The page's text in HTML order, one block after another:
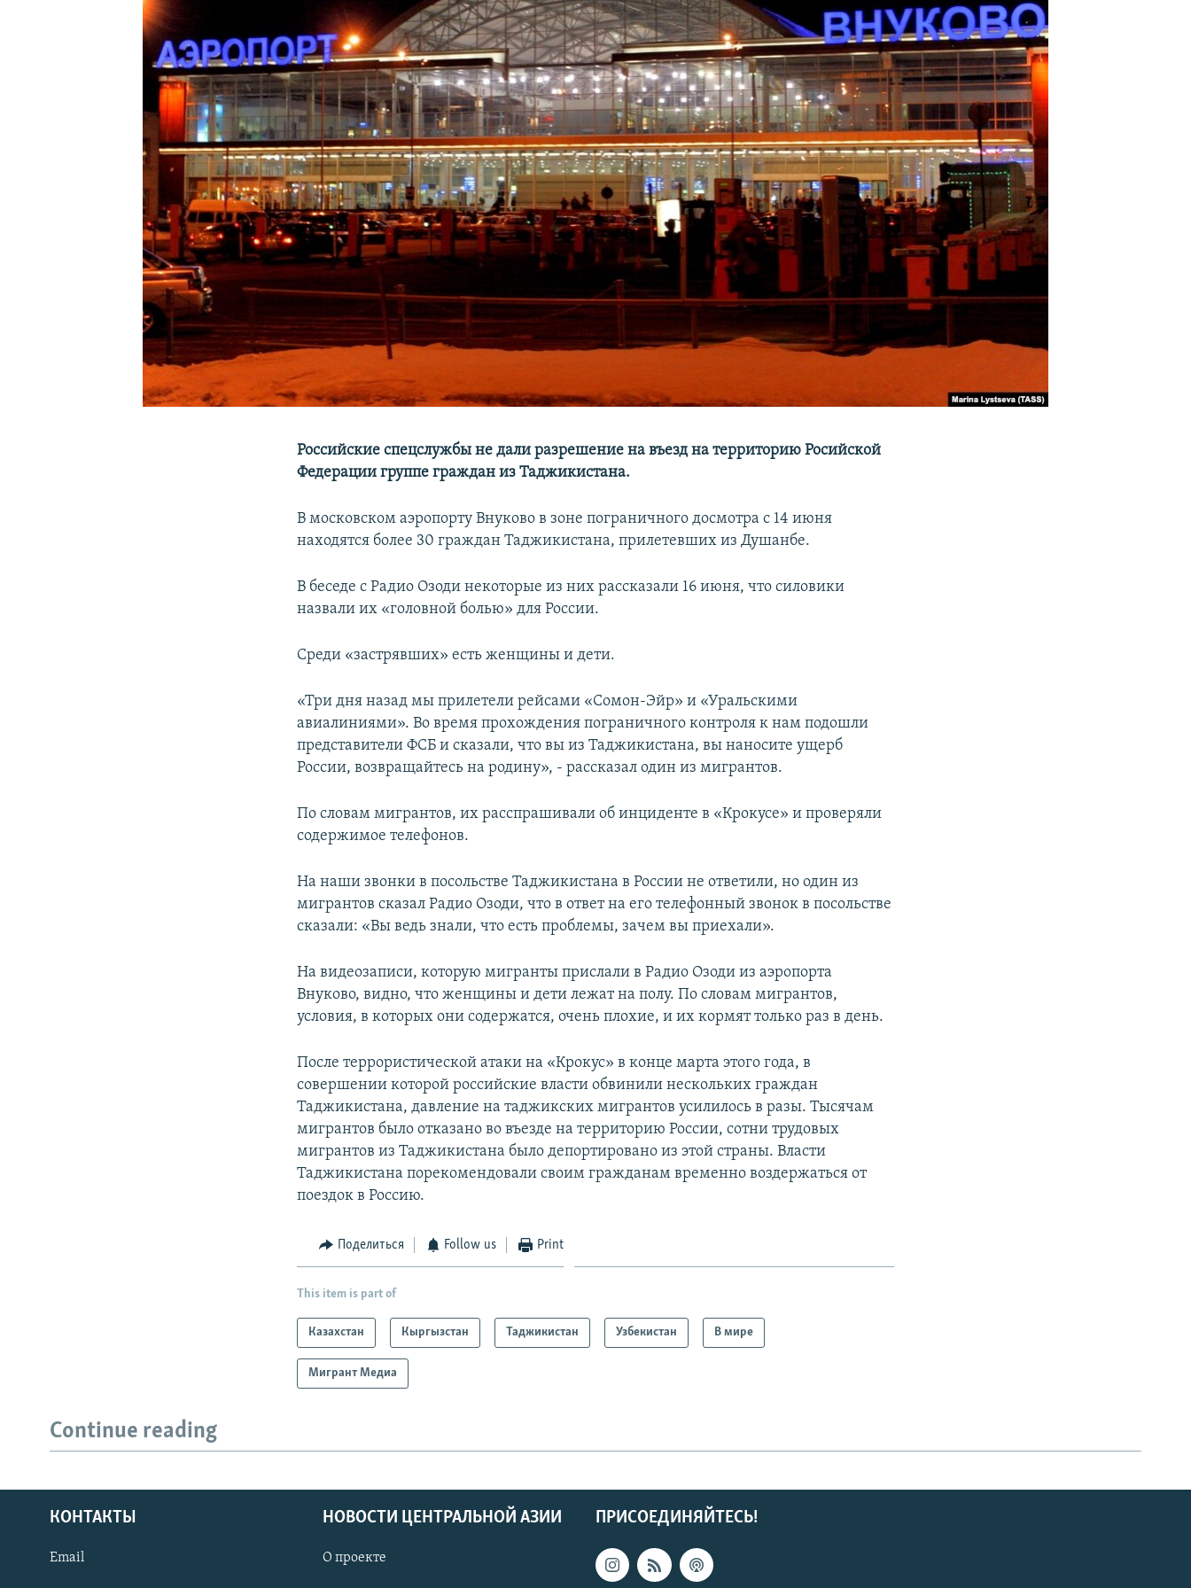
Российские спецслужбы не дали разрешение на въезд на территорию Росийской
Федерации группе граждан из Таджикистана.
В московском аэропорту Внуково в зоне пограничного досмотра с 14 июня
находятся более 30 граждан Таджикистана, прилетевших из Душанбе.
В беседе с Радио Озоди некоторые из них рассказали 16 июня, что силовики
назвали их «головной болью» для России.
Среди «застрявших» есть женщины и дети.
«Три дня назад мы прилетели рейсами «Сомон-Эйр» и «Уральскими
авиалиниями». Во время прохождения пограничного контроля к нам подошли
представители ФСБ и сказали, что вы из Таджикистана, вы наносите ущерб
России, возвращайтесь на родину», - рассказал один из мигрантов.
По словам мигрантов, их расспрашивали об инциденте в «Крокусе» и проверяли
содержимое телефонов.
На наши звонки в посольстве Таджикистана в России не ответили, но один из
мигрантов сказал Радио Озоди, что в ответ на его телефонный звонок в посольстве
сказали: «Вы ведь знали, что есть проблемы, зачем вы приехали».
На видеозаписи, которую мигранты прислали в Радио Озоди из аэропорта
Внуково, видно, что женщины и дети лежат на полу. По словам мигрантов,
условия, в которых они содержатся, очень плохие, и их кормят только раз в день.
После террористической атаки на «Крокус» в конце марта этого года, в
совершении которой российские власти обвинили нескольких граждан
Таджикистана, давление на таджикских мигрантов усилилось в разы. Тысячам
мигрантов было отказано во въезде на территорию России, сотни трудовых
мигрантов из Таджикистана было депортировано из этой страны. Власти
Таджикистана порекомендовали своим гражданам временно воздержаться от
поездок в Россию.
Поделиться Follow us Print
This item is part of
Казахстан Кыргызстан Таджикистан Узбекистан В мире
Мигрант Медиа
Continue reading
ПРИСОЕДИНЯЙТЕСЬ!
КОНТАКТЫ
Email
НОВОСТИ ЦЕНТРАЛЬНОЙ АЗИИ
О проекте